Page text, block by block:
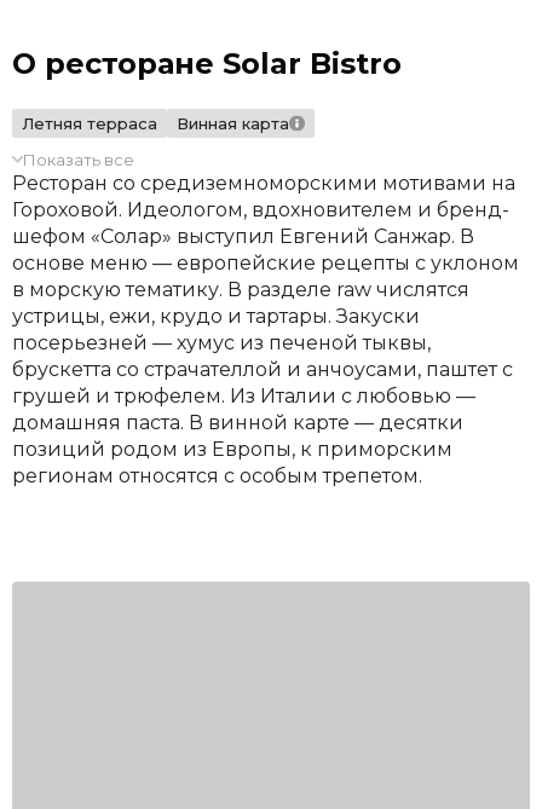
О ресторане Solar Bistro
Летняя терраса
Винная карта
Показать все
Ресторан со средиземноморскими мотивами на
Гороховой. Идеологом, вдохновителем и бренд-
шефом «Солар» выступил Евгений Санжар. В
основе меню — европейские рецепты с уклоном
в морскую тематику. В разделе raw числятся
устрицы, ежи, крудо и тартары. Закуски
посерьезней — хумус из печеной тыквы,
брускетта со страчателлой и анчоусами, паштет с
грушей и трюфелем. Из Италии с любовью —
домашняя паста. В винной карте — десятки
позиций родом из Европы, к приморским
регионам относятся с особым трепетом.